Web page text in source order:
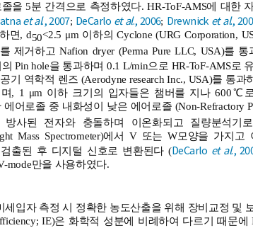
을 5분 간격으로 측정하였다. HR-ToF-AMS에 대한
et al., 2007; DeCarlo et al., 2006; Drewnicket al.,
면, d50<2.5 μm 이하의 Cyclone (URG Corporation,
제거하고 Nafion dryer (Perma Pure LLC, USA)를
Pin hole을 통과하며 0.1 L/min으로 HR-ToF-AMS로
기 역학적 렌즈 (Aerodyne research Inc., USA)를 통
, 1 μm 이하 크기의 입자들은 챔버를 지나 600℃
어로졸 중 내화성이 낮은 에어로졸 (Non-Refractory
사된 전자와 충돌하며 이온화되고 질량분석기
Mass Spectrometer)에서 V 또는 W모양을 가지고
검출된 후 디지털 신호로 변환된다 (DeCarlo et al.,
mode만을 사용하였다.
세입자 측정 시 정확한 농도산출을 위해 장비교정 및
IE)은 화학적 성분에 비례하여 다르기 때문